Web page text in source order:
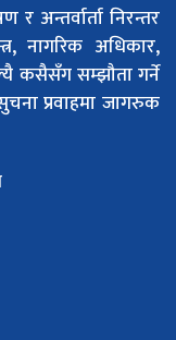
अन्तर्वार्ता निरन्तर
नागरिक अधिकार,
कसैसँग सम्झौता गर्ने
प्रवाहमा जागरुक